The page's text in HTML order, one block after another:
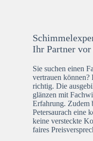
Ihr Partner vor
Sie suchen einen
vertrauen können?
richtig. Die
glänzen mit
Erfahrung. Zudem
Petersaurach eine
keine versteckte
faires